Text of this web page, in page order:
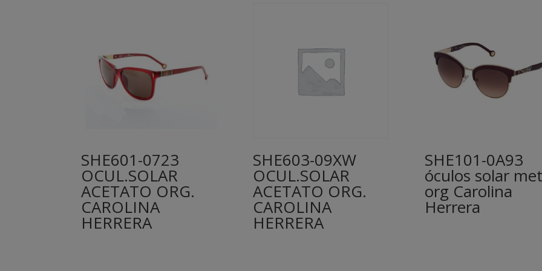
SHE601-0723
OCUL.SOLAR
ACETATO ORG.
CAROLINA
HERRERA
SHE603-09XW
OCUL.SOLAR
ACETATO ORG.
CAROLINA
HERRERA
SHE101-0A93
óculos solar
org Carolina
Herrera